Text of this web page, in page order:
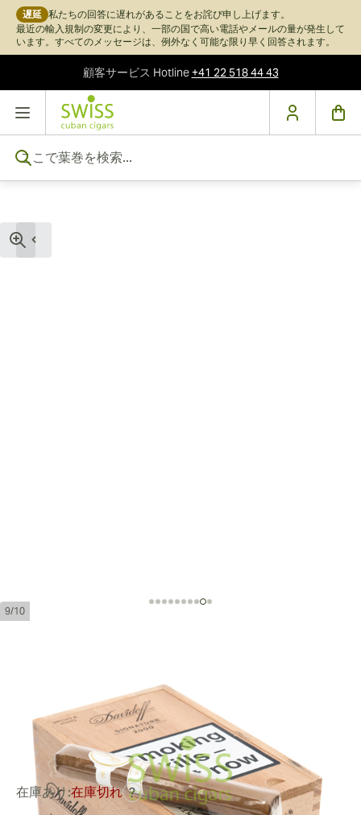
遅延 私たちの回答に遅れがあることをお詫び申し上げます。
最近の輸入規制の変更により、一部の国で高い電話やメールの量が発生して
います。すべてのメッセージは、例外なく可能な限り早く回答されます。
顧客サービス Hotline+41 22 518 44 43
コンテンツにスキップ
9/10
リングゲージ:43 長さ:
129 mm / 5.08 インチ
レビュー
在庫あり:在庫切れ ?